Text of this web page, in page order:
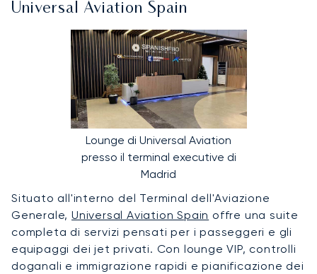
Universal Aviation Spain
Lounge di Universal Aviation
presso il terminal executive di
Madrid
Situato all'interno del Terminal dell'Aviazione
Generale,Universal Aviation Spain offre una suite
completa di servizi pensati per i passeggeri e gli
equipaggi dei jet privati. Con lounge VIP, controlli
doganali e immigrazione rapidi e pianificazione dei